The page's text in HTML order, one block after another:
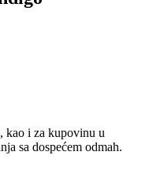
kao i za kupovinu u
sa dospećem odmah.